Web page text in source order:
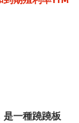
是一種蹺蹺板